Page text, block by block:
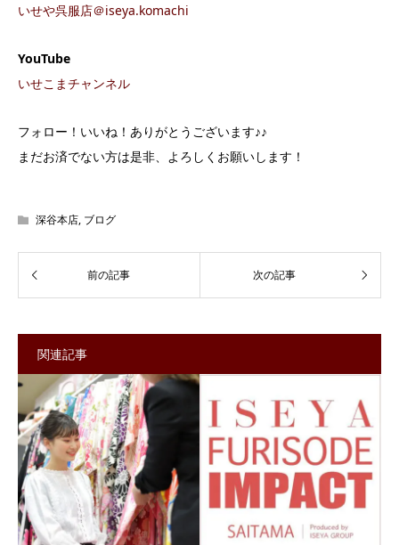
いせや呉服店＠iseya.komachi
YouTube
いせこまチャンネル
フォロー！いいね！ありがとうございます♪♪
まだお済でない方は是非、よろしくお願いします！
深谷本店, ブログ
関連記事